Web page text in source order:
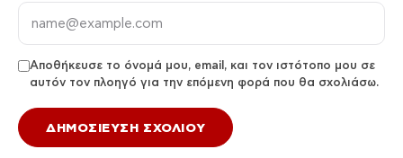
Αποθήκευσε το όνομά μου, email, και τον ιστότοπο μου σε
αυτόν τον πλοηγό για την επόμενη φορά που θα σχολιάσω.